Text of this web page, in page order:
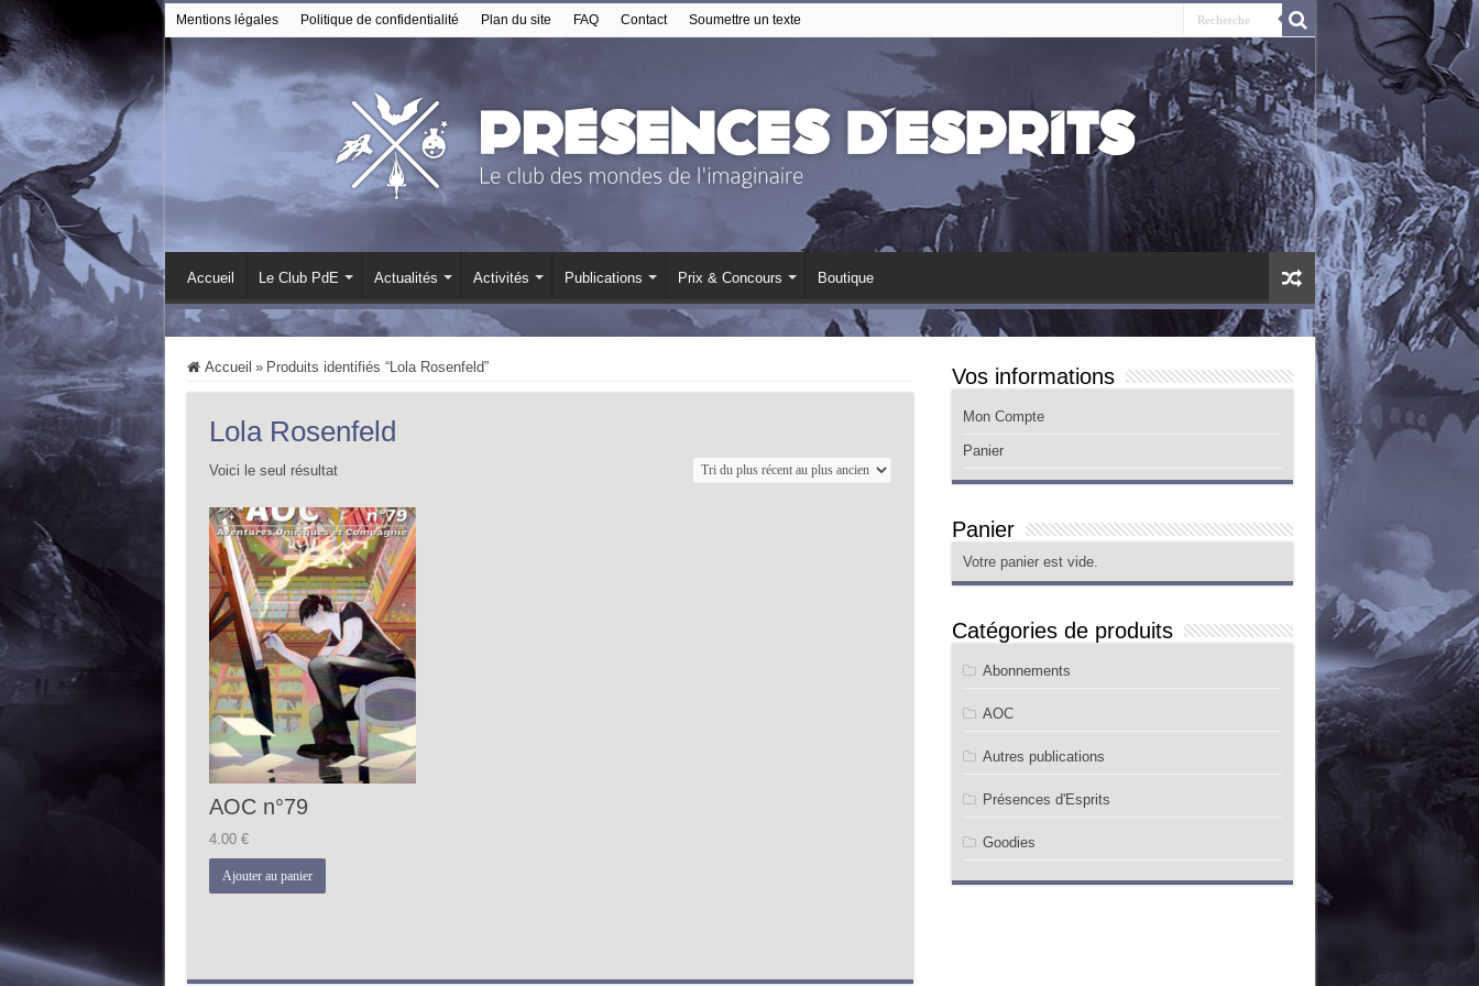
Mentions légales Politique de confidentialité Plan du site FAQ Contact Soumettre un texte
Accueil Le Club PdE Actualités Activités Publications Prix & Concours Boutique
Accueil » Produits identifiés “Lola Rosenfeld”
Lola Rosenfeld
Voici le seul résultat
AOC n°79
4.00 €
Ajouter au panier
Vos informations
Mon Compte
Panier
Panier
Votre panier est vide.
Catégories de produits
Abonnements
AOC
Autres publications
Présences d'Esprits
Goodies